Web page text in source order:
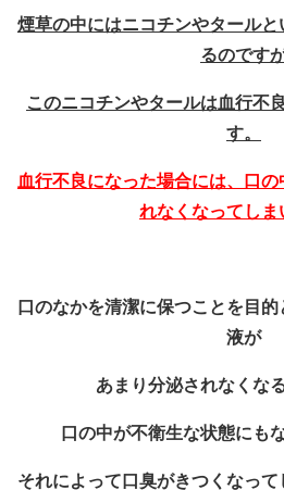
煙草の中にはニコチンやタール
るのです
このニコチンやタールは血行不
す。
血行不良になった場合には、口
れなくなってしま
口のなかを清潔に保つことを目
液が
あまり分泌されなくな
口の中が不衛生な状態にも
それによって口臭がきつくなっ